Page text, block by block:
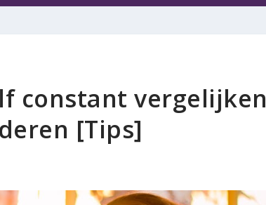
constant vergelijken
[Tips]